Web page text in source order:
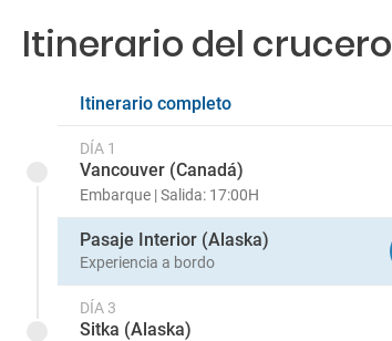
Itinerario del crucero
Itinerario completo
DÍA 1
Vancouver (Canadá)
Embarque | Salida: 17:00H
Pasaje Interior (Alaska)
Experiencia a bordo
DÍA 3
Sitka (Alaska)